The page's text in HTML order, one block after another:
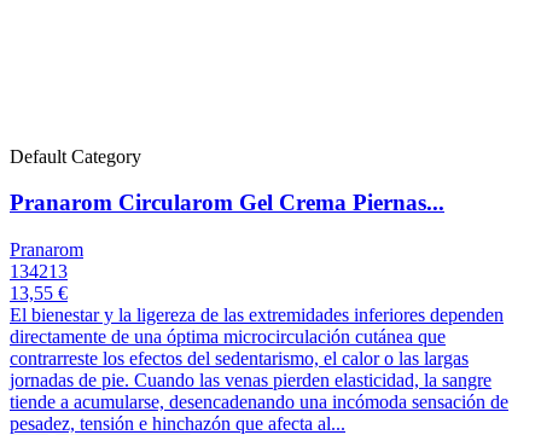
Default Category
Pranarom Circularom Gel Crema Piernas...
Pranarom
134213
13,55 €
El bienestar y la ligereza de las extremidades inferiores dependen
directamente de una óptima microcirculación cutánea que
contrarreste los efectos del sedentarismo, el calor o las largas
jornadas de pie. Cuando las venas pierden elasticidad, la sangre
tiende a acumularse, desencadenando una incómoda sensación de
pesadez, tensión e hinchazón que afecta al...